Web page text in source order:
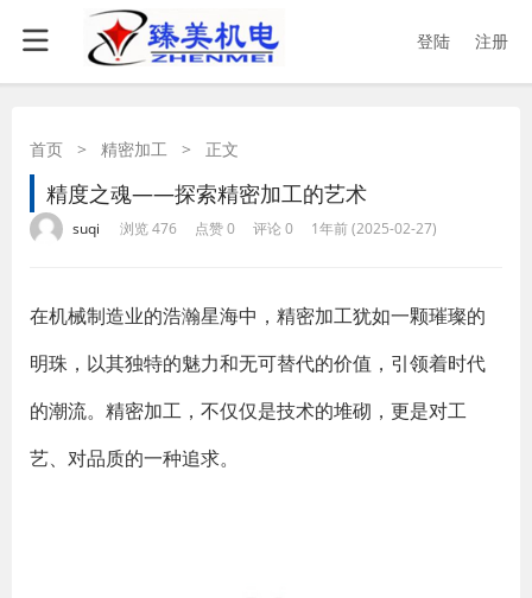
登陆 注册
首页 > 精密加工 > 正文
精度之魂——探索精密加工的艺术
suqi 浏览 476 点赞 0 评论 0 1年前 (2025-02-27)
在机械制造业的浩瀚星海中，精密加工犹如一颗璀璨的
明珠，以其独特的魅力和无可替代的价值，引领着时代
的潮流。精密加工，不仅仅是技术的堆砌，更是对工
艺、对品质的一种追求。